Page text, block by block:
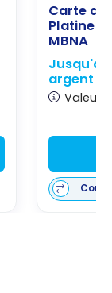
Carte
Platine
MBNA
Jusqu'à
argent
Valeur